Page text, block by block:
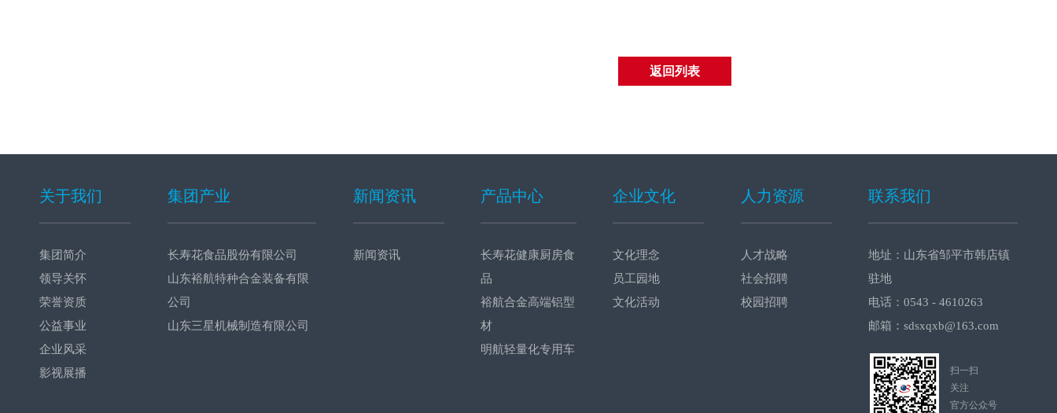
返回列表
关于我们
集团简介
领导关怀
荣誉资质
公益事业
企业风采
影视展播
集团产业
长寿花食品股份有限公司
山东裕航特种合金装备有限
公司
山东三星机械制造有限公司
新闻资讯
新闻资讯
产品中心
长寿花健康厨房食
品
裕航合金高端铝型
材
明航轻量化专用车
企业文化
文化理念
员工园地
文化活动
人力资源
人才战略
社会招聘
校园招聘
联系我们
地址：山东省邹平市韩店镇
驻地
电话：0543 - 4610263
邮箱：sdsxqxb@163.com
扫一扫
关注
官方公众号